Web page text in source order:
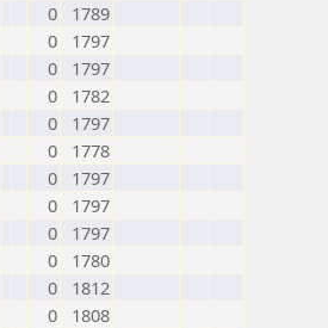
0
1789
0
1797
0
1797
0
1782
0
1797
0
1778
0
1797
0
1797
0
1797
0
1780
0
1812
0
1808